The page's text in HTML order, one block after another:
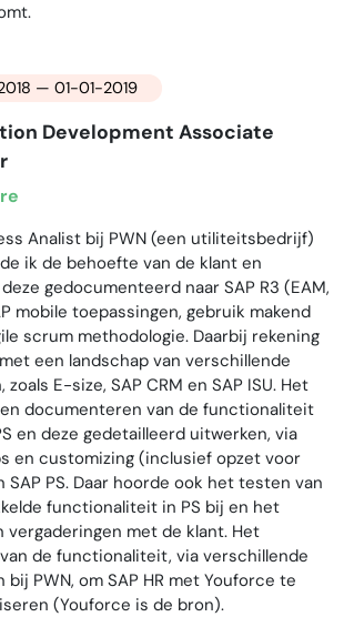
— 01-01-2019
Development Associate
Analist bij PWN (een utiliteitsbedrijf)
ik de behoefte van de klant en
gedocumenteerd naar SAP R3 (EAM,
mobile toepassingen, gebruik makend
scrum methodologie. Daarbij rekening
een landschap van verschillende
E-size, SAP CRM en SAP ISU. Het
documenteren van de functionaliteit
en deze gedetailleerd uitwerken, via
en customizing (inclusief opzet voor
SAP PS. Daar hoorde ook het testen van
functionaliteit in PS bij en het
vergaderingen met de klant. Het
de functionaliteit, via verschillende
bij PWN, om SAP HR met Youforce te
(Youforce is de bron).